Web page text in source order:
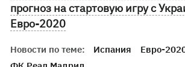
прогноз на стартовую игру с
Евро-2020
Новости по теме: Испания
Евро-